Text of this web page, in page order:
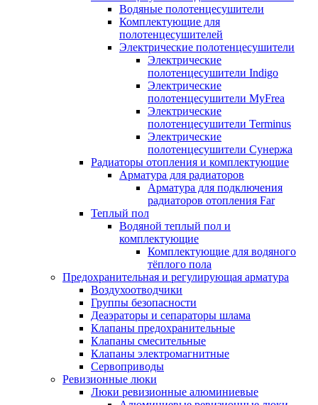
Водяные полотенцесушители
Комплектующие для
полотенцесушителей
Электрические полотенцесушители
Электрические
полотенцесушители Indigo
Электрические
полотенцесушители MyFrea
Электрические
полотенцесушители Terminus
Электрические
полотенцесушители Сунержа
Радиаторы отопления и комплектующие
Арматура для радиаторов
Арматура для подключения
радиаторов отопления Far
Теплый пол
Водяной теплый пол и
комплектующие
Комплектующие для водяного
тёплого пола
Предохранительная и регулирующая арматура
Воздухоотводчики
Группы безопасности
Деаэраторы и сепараторы шлама
Клапаны предохранительные
Клапаны смесительные
Клапаны электромагнитные
Сервоприводы
Ревизионные люки
Люки ревизионные алюминиевые